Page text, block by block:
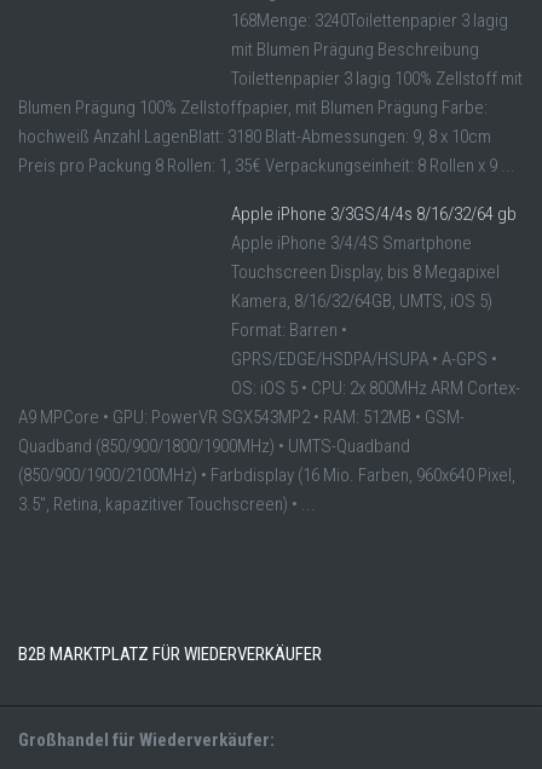
168Menge: 3240Toilettenpapier 3 lagig
mit Blumen Prägung Beschreibung
Toilettenpapier 3 lagig 100% Zellstoff mit
Blumen Prägung 100% Zellstoffpapier, mit Blumen Prägung Farbe:
hochweiß Anzahl LagenBlatt: 3180 Blatt-Abmessungen: 9, 8 x 10cm
Preis pro Packung 8 Rollen: 1, 35€ Verpackungseinheit: 8 Rollen x 9 ...
Apple iPhone 3/3GS/4/4s 8/16/32/64 gb
Apple iPhone 3/4/4S Smartphone
Touchscreen Display, bis 8 Megapixel
Kamera, 8/16/32/64GB, UMTS, iOS 5)
Format: Barren •
GPRS/EDGE/HSDPA/HSUPA • A-GPS •
OS: iOS 5 • CPU: 2x 800MHz ARM Cortex-
A9 MPCore • GPU: PowerVR SGX543MP2 • RAM: 512MB • GSM-
Quadband (850/900/1800/1900MHz) • UMTS-Quadband
(850/900/1900/2100MHz) • Farbdisplay (16 Mio. Farben, 960x640 Pixel,
3.5", Retina, kapazitiver Touchscreen) • ...
B2B MARKTPLATZ FÜR WIEDERVERKÄUFER
Großhandel für Wiederverkäufer: